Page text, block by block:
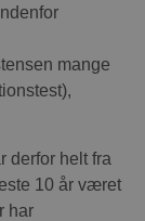
mange
derfor helt fra
10 år været
har